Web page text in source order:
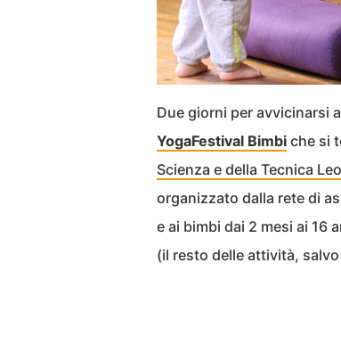
Due giorni per avvicinarsi
YogaFestival Bimbi che si
Scienza e della Tecnica
organizzato dalla rete di
e ai bimbi dai 2 mesi ai 16
(il resto delle attività,